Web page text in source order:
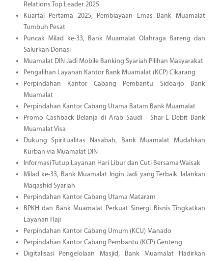
Relations Top Leader 2025
Kuartal Pertama 2025, Pembiayaan Emas Bank Muamalat
Tumbuh Pesat
Puncak Milad ke-33, Bank Muamalat Olahraga Bareng dan
Salurkan Donasi
Muamalat DIN Jadi Mobile Banking Syariah Pilihan Masyarakat
Pengalihan Layanan Kantor Bank Muamalat (KCP) Cikarang
Perpindahan Kantor Cabang Pembantu Sidoarjo Bank
Muamalat
Perpindahan Kantor Cabang Utama Batam Bank Muamalat
Promo Cashback Belanja di Arab Saudi - Shar-E Debit Bank
Muamalat Visa
Dukung Spiritualitas Nasabah, Bank Muamalat Mudahkan
Kurban via Muamalat DIN
Informasi Tutup Layanan Hari Libur dan Cuti Bersama Waisak
Milad ke-33, Bank Muamalat Ingin Jadi yang Terbaik Jalankan
Maqashid Syariah
Perpindahan Kantor Cabang Utama Mataram
BPKH dan Bank Muamalat Perkuat Sinergi Bisnis Tingkatkan
Layanan Haji
Perpindahan Kantor Cabang Umum (KCU) Manado
Perpindahan Kantor Cabang Pembantu (KCP) Genteng
Digitalisasi Pengelolaan Masjid, Bank Muamalat Hadirkan